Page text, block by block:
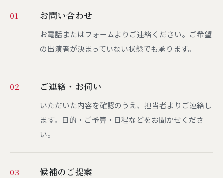
01 お問い合わせ
お電話またはフォームよりご連絡ください。ご希望
の出演者が決まっていない状態でも承ります。
02 ご連絡・お伺い
いただいた内容を確認のうえ、担当者よりご連絡し
ます。目的・ご予算・日程などをお聞かせくださ
い。
03 候補のご提案